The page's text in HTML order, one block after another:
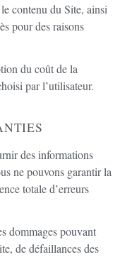
contenu du Site, ainsi
pour des raisons
du coût de la
par l’utilisateur.
des informations
ne pouvons garantir la
totale d’erreurs
dommages pouvant
de défaillances des